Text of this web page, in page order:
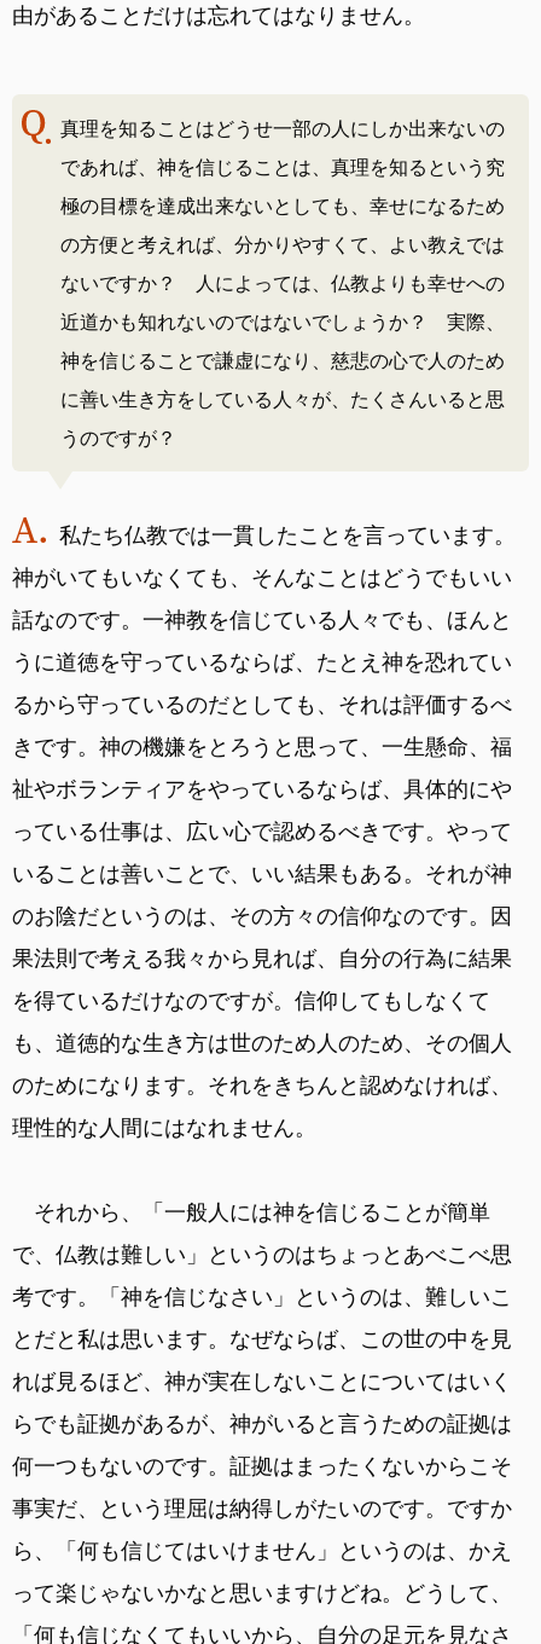
由があることだけは忘れてはなりません。
真理を知ることはどうせ一部の人にしか出来ないの
であれば、神を信じることは、真理を知るという究
極の目標を達成出来ないとしても、幸せになるため
の方便と考えれば、分かりやすくて、よい教えでは
ないですか？ 人によっては、仏教よりも幸せへの
近道かも知れないのではないでしょうか？ 実際、
神を信じることで謙虚になり、慈悲の心で人のため
に善い生き方をしている人々が、たくさんいると思
うのですが？
私たち仏教では一貫したことを言っています。
神がいてもいなくても、そんなことはどうでもいい
話なのです。一神教を信じている人々でも、ほんと
うに道徳を守っているならば、たとえ神を恐れてい
るから守っているのだとしても、それは評価するべ
きです。神の機嫌をとろうと思って、一生懸命、福
祉やボランティアをやっているならば、具体的にや
っている仕事は、広い心で認めるべきです。やって
いることは善いことで、いい結果もある。それが神
のお陰だというのは、その方々の信仰なのです。因
果法則で考える我々から見れば、自分の行為に結果
を得ているだけなのですが。信仰してもしなくて
も、道徳的な生き方は世のため人のため、その個人
のためになります。それをきちんと認めなければ、
理性的な人間にはなれません。
それから、「一般人には神を信じることが簡単
で、仏教は難しい」というのはちょっとあべこべ思
考です。「神を信じなさい」というのは、難しいこ
とだと私は思います。なぜならば、この世の中を見
れば見るほど、神が実在しないことについてはいく
らでも証拠があるが、神がいると言うための証拠は
何一つもないのです。証拠はまったくないからこそ
事実だ、という理屈は納得しがたいのです。ですか
ら、「何も信じてはいけません」というのは、かえ
って楽じゃないかなと思いますけどね。どうして、
「何も信じなくてもいいから、自分の足元を見なさ